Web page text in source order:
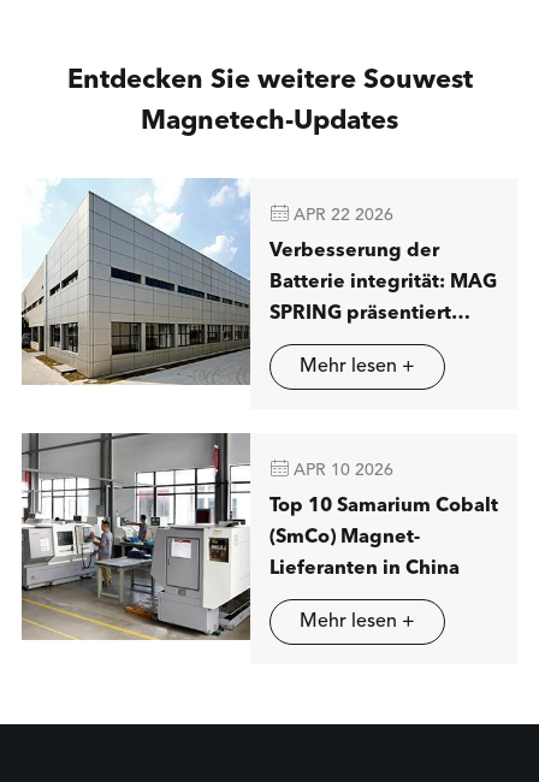
Entdecken Sie weitere Souwest
Magnetech-Updates
 APR 22 2026
Verbesserung der
Batterie integrität: MAG
SPRING präsentiert
fortschritt liche
Lösungen für
Mehr lesen +
 APR 10 2026
Top 10 Samarium Cobalt
(SmCo) Magnet-
Lieferanten in China
Mehr lesen +